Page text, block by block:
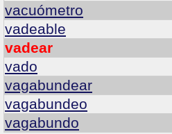
vacuómetro
vadeable
vadear
vado
vagabundear
vagabundeo
vagabundo